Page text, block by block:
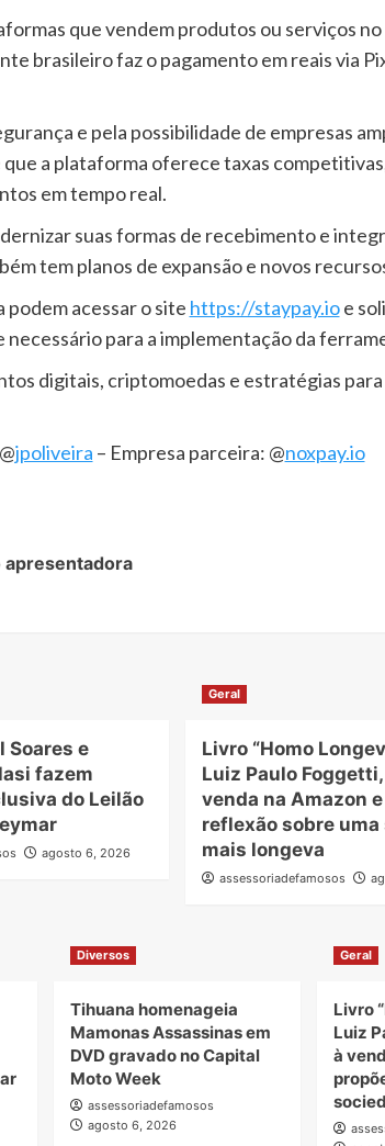
que vendem produtos ou serviços
brasileiro faz o pagamento em reais via
e pela possibilidade de empresas
a plataforma oferece taxas
em tempo real.
suas formas de recebimento e
tem planos de expansão e novos
acessar o site https://staypay.ioe
necessário para a implementação da
digitais, criptomoedas e estratégias
jpoliveira – Empresa parceira: @noxpay.io
apresentadora
Soares e
fazem
do Leilão
agosto 6, 2026
Geral
Livro “Homo
Luiz Paulo
venda na Amazon
reflexão sobre uma
mais longeva
assessoriadefamosos
Diversos
Tihuana homenageia
Mamonas Assassinas em
DVD gravado no Capital
Moto Week
assessoriadefamosos
agosto 6, 2026
Geral
Livro
Luiz
à